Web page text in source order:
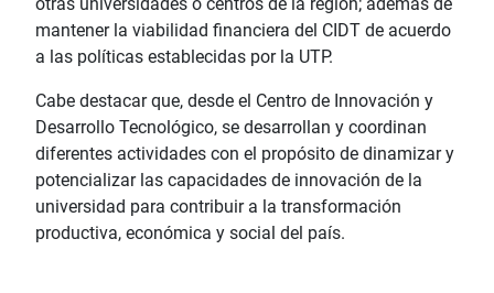
otras universidades o centros de la región; además de
mantener la viabilidad financiera del CIDT de acuerdo
a las políticas establecidas por la UTP.
Cabe destacar que, desde el Centro de Innovación y
Desarrollo Tecnológico, se desarrollan y coordinan
diferentes actividades con el propósito de dinamizar y
potencializar las capacidades de innovación de la
universidad para contribuir a la transformación
productiva, económica y social del país.